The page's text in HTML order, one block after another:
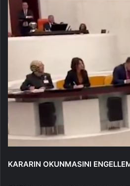
KARARIN OKUNMASINI